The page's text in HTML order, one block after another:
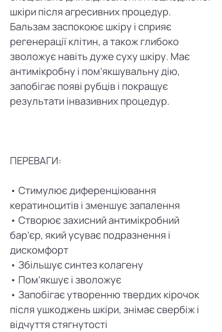
шкіри після агресивних процедур.
Бальзам заспокоює шкіру і сприяє
регенерації клітин, а також глибоко
зволожує навіть дуже суху шкіру. Має
антимікробну і пом’якшувальну дію,
запобігає появі рубців і покращує
результати інвазивних процедур.
ПЕРЕВАГИ:
• Стимулює диференціювання
кератиноцитів і зменшує запалення
• Створює захисний антимікробний
бар’єр, який усуває подразнення і
дискомфорт
• Збільшує синтез колагену
• Пом’якшує і зволожує
• Запобігає утворенню твердих кірочок
після ушкоджень шкіри, знімає свербіж і
відчуття стягнутості